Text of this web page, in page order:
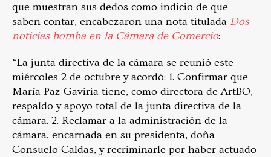
que muestran sus dedos como indicio de que
saben contar, encabezaron una nota titulada Dos
noticias bomba en la Cámara de Comercio:
“La junta directiva de la cámara se reunió este
miércoles 2 de octubre y acordó: 1. Confirmar que
María Paz Gaviria tiene, como directora de ArtBO,
respaldo y apoyo total de la junta directiva de la
cámara. 2. Reclamar a la administración de la
cámara, encarnada en su presidenta, doña
Consuelo Caldas, y recriminarle por haber actuado